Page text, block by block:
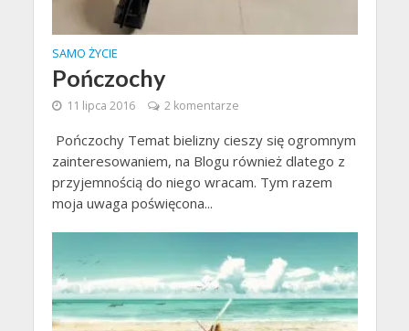
SAMO ŻYCIE
Pończochy
11 lipca 2016 2 komentarze
Pończochy Temat bielizny cieszy się ogromnym
zainteresowaniem, na Blogu również dlatego z
przyjemnością do niego wracam. Tym razem
moja uwaga poświęcona...